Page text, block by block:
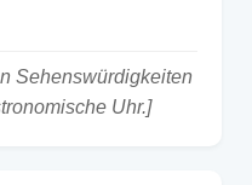
Sehenswürdigkeiten
Uhr.]